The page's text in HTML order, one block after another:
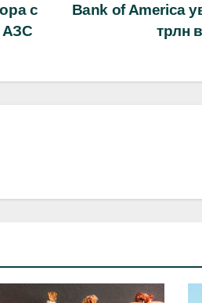
Bank of America
трлн
с
АЗС